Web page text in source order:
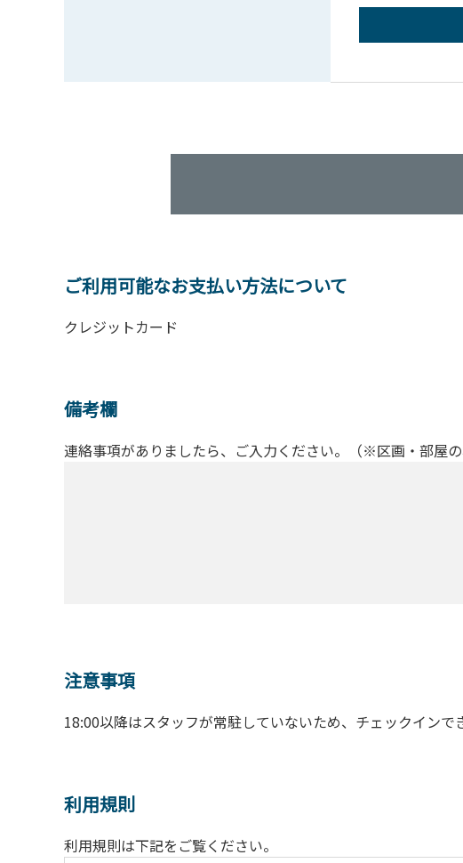
ご利用可能なお支払い方法について
クレジットカード
備考欄
連絡事項がありましたら、ご入力ください。（※区画・部屋の
注意事項
18:00以降はスタッフが常駐していないため、チェックインで
利用規則
利用規則は下記をご覧ください。